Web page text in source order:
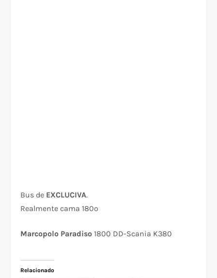
Bus de EXCLUCIVA.
Realmente cama 180º
Marcopolo Paradiso 1800 DD-Scania K380
Relacionado